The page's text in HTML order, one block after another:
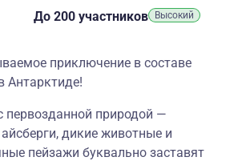
Высокий
до 200 участников
приключение в составе
Антарктиде!
первозданной природой —
дикие животные и
пейзажи буквально заставят